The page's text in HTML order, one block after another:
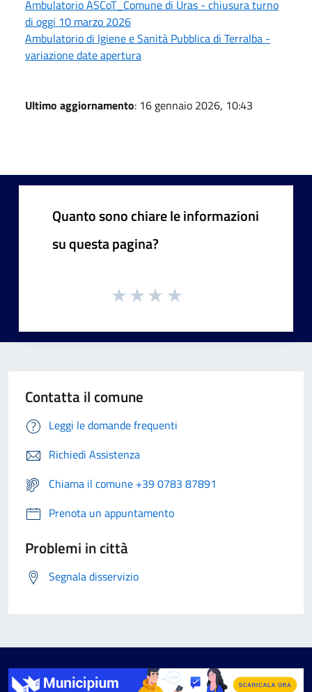
Ambulatorio ASCoT_Comune di Uras - chiusura turno
di oggi 10 marzo 2026
Ambulatorio di Igiene e Sanità Pubblica di Terralba -
variazione date apertura
Ultimo aggiornamento: 16 gennaio 2026, 10:43
Quanto sono chiare le informazioni
su questa pagina?
Contatta il comune
Leggi le domande frequenti
Richiedi Assistenza
Chiama il comune +39 0783 87891
Prenota un appuntamento
Problemi in città
Segnala disservizio